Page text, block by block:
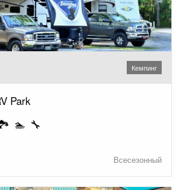
Кемпинг
Park
🏊 🔧
Всесезонный